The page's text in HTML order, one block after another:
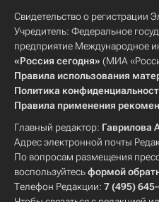
Свидетельство о
Учредитель: Федеральное
предприятие Международное
«Россия сегодня» (МИА
Правила использования
Политика
Правила применения
Главный редактор: Гаврилова
Адрес электронной почты
По вопросам размещения
воспользуйтесьформой
Телефон Редакции: 7 (495)